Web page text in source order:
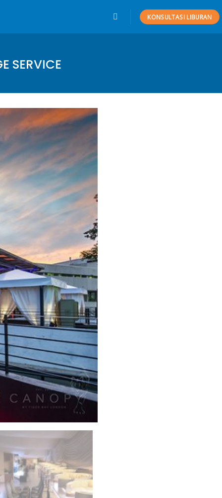
KONSULTASI LIBURAN
SERVICE